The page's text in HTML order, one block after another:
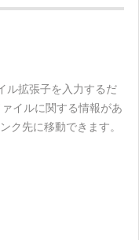
ル拡張子を入力するだ
イルに関する情報があ
ク先に移動できます。